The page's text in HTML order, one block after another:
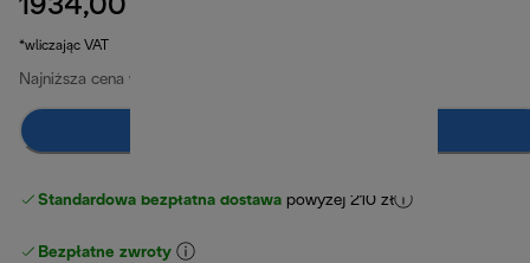
1934,00 zł
*wliczając VAT
Najniższa cena w ciągu ostatnich 30 dni
Standardowa bezpłatna dostawa powyżej 210 zł
Bezpłatne zwroty